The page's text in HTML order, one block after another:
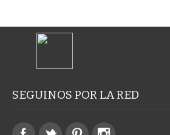
SEGUINOS POR LA RED